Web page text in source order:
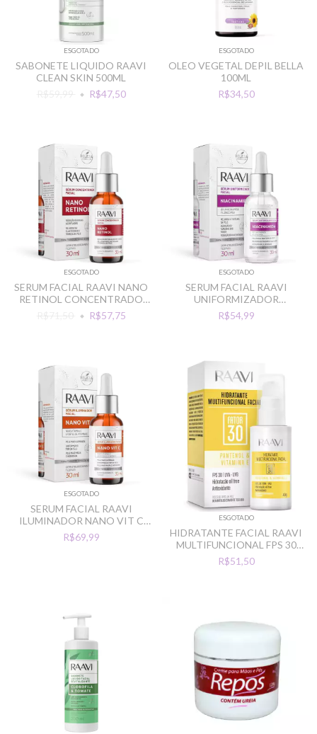
ESGOTADO
SABONETE LIQUIDO RAAVI
CLEAN SKIN 500ML
R$59,99
R$47,50
ESGOTADO
OLEO VEGETAL DEPIL BELLA
100ML
R$34,50
ESGOTADO
SERUM FACIAL RAAVI NANO
RETINOL CONCENTRADO
30ML ANTI RUGAS
R$71,50 R$57,75
ESGOTADO
SERUM FACIAL RAAVI
UNIFORMIZADOR
NIACINAMIDA 30ML
R$54,99
ESGOTADO
SERUM FACIAL RAAVI
ILUMINADOR NANO VIT C
30ML
R$69,99
ESGOTADO
HIDRATANTE FACIAL RAAVI
MULTIFUNCIONAL FPS 30
40G
R$51,50